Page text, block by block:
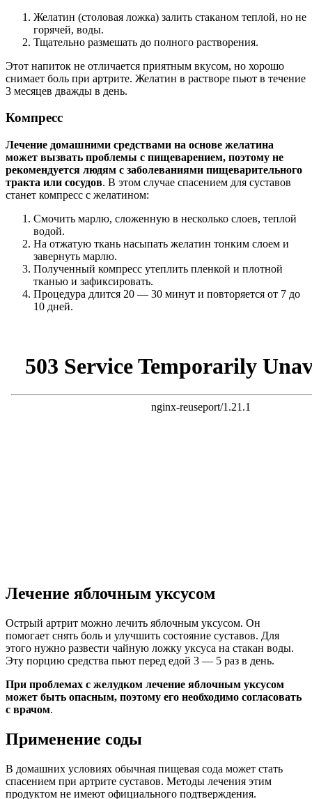
Желатин (столовая ложка) залить стаканом теплой, но не
горячей, воды.
Тщательно размешать до полного растворения.
Этот напиток не отличается приятным вкусом, но хорошо
снимает боль при артрите. Желатин в растворе пьют в течение
3 месяцев дважды в день.
Компресс
Лечение домашними средствами на основе желатина
может вызвать проблемы с пищеварением, поэтому не
рекомендуется людям с заболеваниями пищеварительного
тракта или сосудов. В этом случае спасением для суставов
станет компресс с желатином:
Смочить марлю, сложенную в несколько слоев, теплой
водой.
На отжатую ткань насыпать желатин тонким слоем и
завернуть марлю.
Полученный компресс утеплить пленкой и плотной
тканью и зафиксировать.
Процедура длится 20 — 30 минут и повторяется от 7 до
10 дней.
Лечение яблочным уксусом
Острый артрит можно лечить яблочным уксусом. Он
помогает снять боль и улучшить состояние суставов. Для
этого нужно развести чайную ложку уксуса на стакан воды.
Эту порцию средства пьют перед едой 3 — 5 раз в день.
При проблемах с желудком лечение яблочным уксусом
может быть опасным, поэтому его необходимо согласовать
с врачом.
Применение соды
В домашних условиях обычная пищевая сода может стать
спасением при артрите суставов. Методы лечения этим
продуктом не имеют официального подтверждения.